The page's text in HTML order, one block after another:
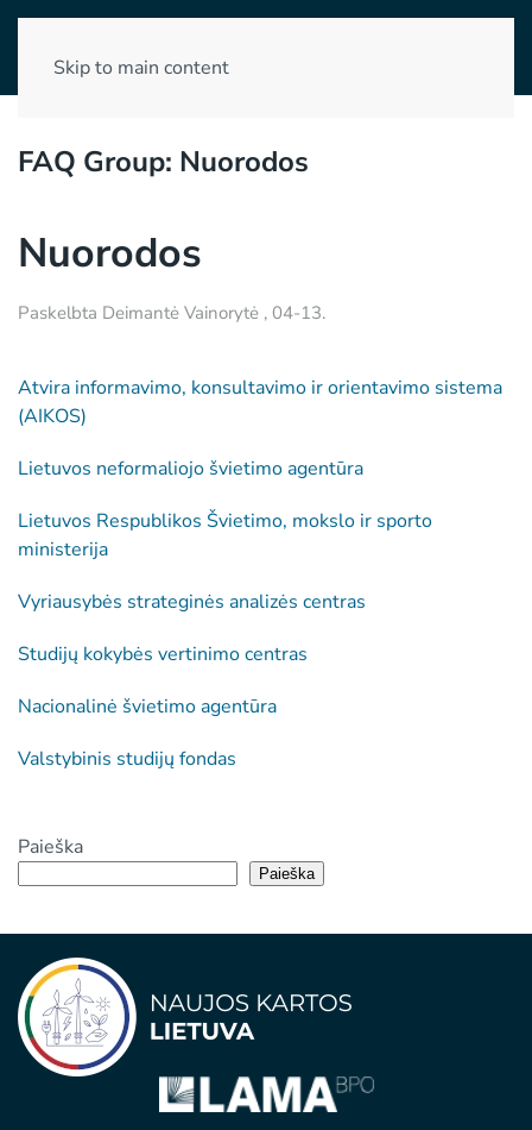
Skip to main content
FAQ Group: Nuorodos
Nuorodos
Paskelbta Deimantė Vainorytė , 04-13.
Atvira informavimo, konsultavimo ir orientavimo sistema
(AIKOS)
Lietuvos neformaliojo švietimo agentūra
Lietuvos Respublikos Švietimo, mokslo ir sporto
ministerija
Vyriausybės strateginės analizės centras
Studijų kokybės vertinimo centras
Nacionalinė švietimo agentūra
Valstybinis studijų fondas
Paieška
Paieška